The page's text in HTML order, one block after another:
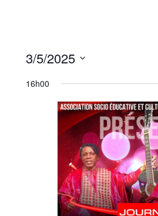
3/5/2025
16h00